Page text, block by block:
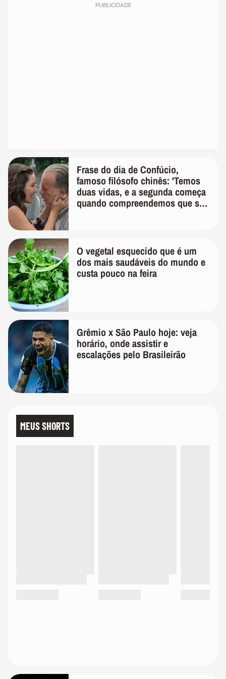
PUBLICIDADE
Frase do dia de Confúcio,
famoso filósofo chinês: 'Temos
duas vidas, e a segunda começa
quando compreendemos que só
O vegetal esquecido que é um
dos mais saudáveis do mundo e
custa pouco na feira
Grêmio x São Paulo hoje: veja
horário, onde assistir e
escalações pelo Brasileirão
MEUS SHORTS